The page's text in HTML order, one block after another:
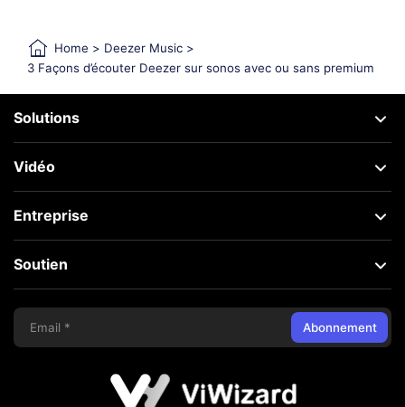
Home > Deezer Music >
3 Façons d’écouter Deezer sur sonos avec ou sans premium
Solutions
Vidéo
Entreprise
Soutien
Abonnement